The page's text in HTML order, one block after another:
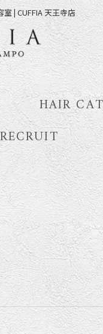
| CUFFIA 天王寺店
HAIR
RECRUIT